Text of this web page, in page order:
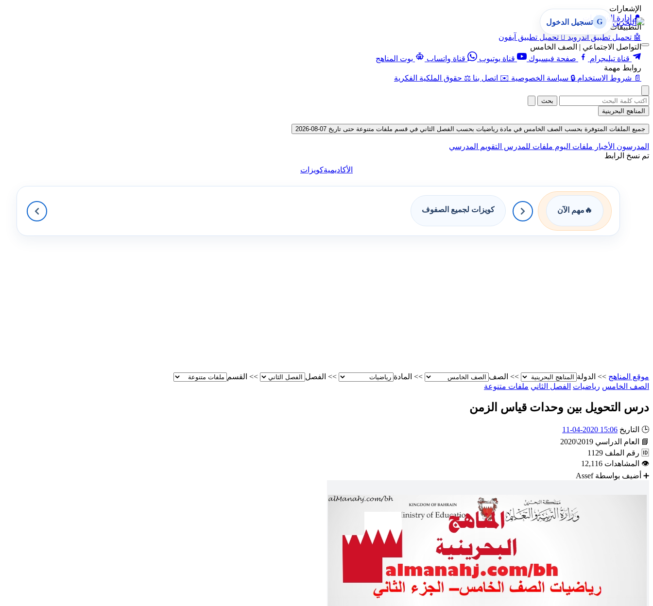
الإشعارات
🔔 إدارة الإشعارات
التطبيقات
🤖 تحميل تطبيق أندرويد  تحميل تطبيق آيفون
التواصل الاجتماعي | الصف الخامس
قناة تيليجرام
صفحة فيسبوك قناة يوتيوب قناة واتساب
بوت المناهج
روابط مهمة
📄 شروط الاستخدام 🔒 سياسة الخصوصية ✉️ اتصل بنا ⚖️ حقوق الملكية الفكرية
G تسجيل الدخول
بحث
المناهج البحرينية
جميع الملفات المتوفرة بحسب الصف الخامس في مادة رياضيات بحسب الفصل الثاني في قسم ملفات متنوعة حتى تاريخ 07-08-2026
المدرسون الأخبار ملفات اليوم ملفات للمدرس التقويم المدرسي
تم نسخ الرابط
الأكاديميةكويزات
🔥 مهم الآن كويزات لجميع الصفوف
موقع المناهج >> الدولة >> الصف >> المادة >> الفصل >> القسم
الصف الخامس رياضيات الفصل الثاني ملفات متنوعة
درس التحويل بين وحدات قياس الزمن
🕒 التاريخ 15:06 2020-04-11
📘
العام الدراسي 2019\2020
🆔 رقم الملف 1129
👁 المشاهدات 12,116
➕ أضيف بواسطة Assef